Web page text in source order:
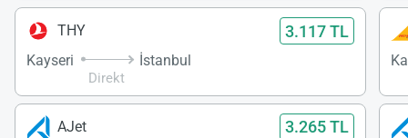
THY 3.117 TL
Kayseri
Direkt
İstanbul
AJet 3.265 TL